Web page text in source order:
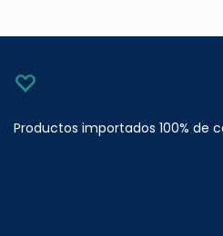
Productos importados 100% de